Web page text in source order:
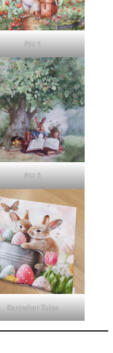
PH 1
PH 3
Kaninchen Tulpe